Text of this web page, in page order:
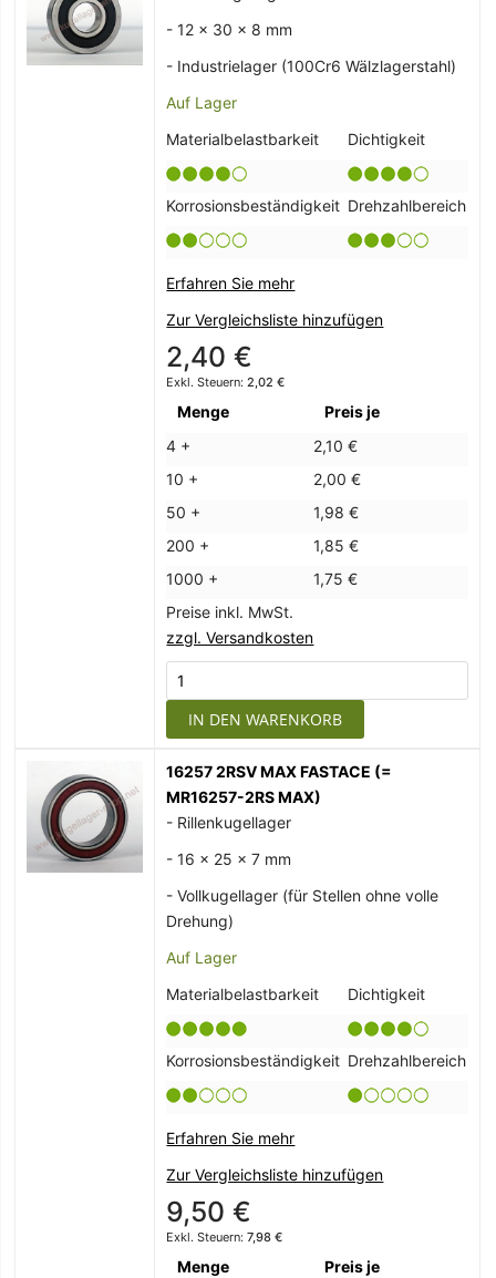
- 12 x 30 x 8 mm
- Industrielager (100Cr6 Wälzlagerstahl)
Auf Lager
Materialbelastbarkeit
Dichtigkeit
Korrosionsbeständigkeit Drehzahlbereich
Erfahren Sie mehr
Zur Vergleichsliste hinzufügen
2,40 €
2,02 €
Menge
Preis je
4 +
2,10 €
10 +
2,00 €
50 +
1,98 €
200 +
1,85 €
1000 +
1,75 €
Preise inkl. MwSt.
zzgl. Versandkosten
IN DEN WARENKORB
16257 2RSV MAX FASTACE (=
MR16257-2RS MAX)
- Rillenkugellager
- 16 x 25 x 7 mm
- Vollkugellager (für Stellen ohne volle
Drehung)
Auf Lager
Materialbelastbarkeit
Dichtigkeit
Korrosionsbeständigkeit Drehzahlbereich
Erfahren Sie mehr
Zur Vergleichsliste hinzufügen
9,50 €
7,98 €
Menge
Preis je